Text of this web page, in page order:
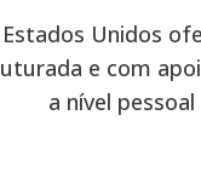
Unidos
e com
a nível